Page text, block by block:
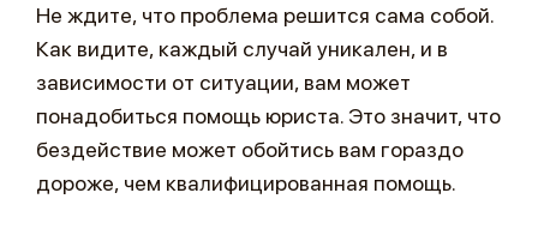
Не ждите, что проблема решится сама собой.
Как видите, каждый случай уникален, и в
зависимости от ситуации, вам может
понадобиться помощь юриста. Это значит, что
бездействие может обойтись вам гораздо
дороже, чем квалифицированная помощь.